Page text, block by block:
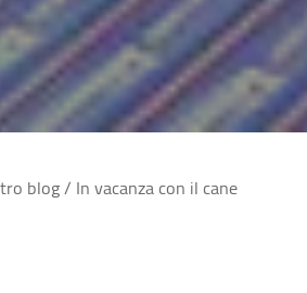
blog/ In vacanza con il cane